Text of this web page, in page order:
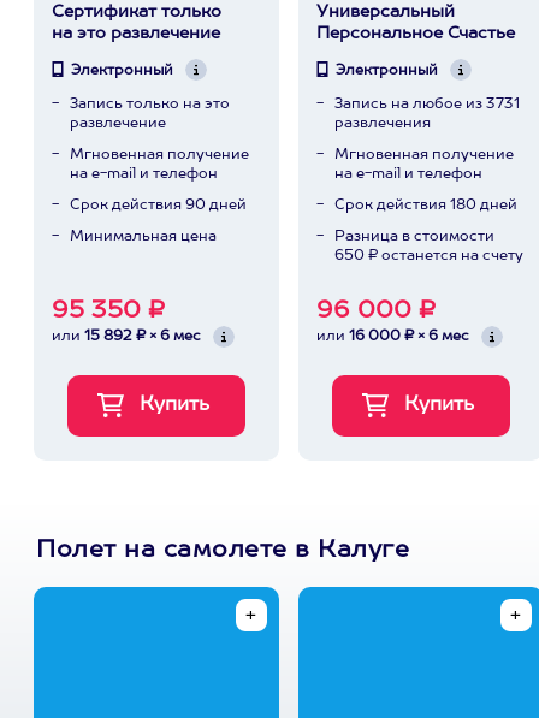
Сертификат только
на это развлечение
Электронный
Запись только на это
развлечение
Мгновенная получение
на e-mail и телефон
Срок действия 90 дней
Минимальная цена
95 350 ₽
или 15 892 ₽ × 6 мес
Универсальный
Персональное Счастье
Электронный
Запись на любое из 3731
развлечения
Мгновенная получение
на e-mail и телефон
Срок действия 180 дней
Разница в стоимости
650 ₽ останется на счету
96 000 ₽
или 16 000 ₽ × 6 мес
Полет на самолете в Калуге